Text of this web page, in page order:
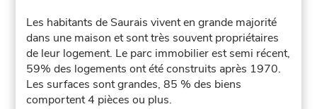
Les habitants de Saurais vivent en grande majorité
dans une maison et sont très souvent propriétaires
de leur logement. Le parc immobilier est semi récent,
59% des logements ont été construits après 1970.
Les surfaces sont grandes, 85 % des biens
comportent 4 pièces ou plus.